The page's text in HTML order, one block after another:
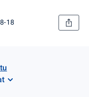
18